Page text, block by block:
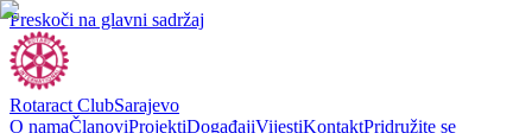
Preskoči na glavni sadržaj
Rotaract ClubSarajevo
O namaČlanoviProjektiDogađajiVijestiKontaktPridružite se